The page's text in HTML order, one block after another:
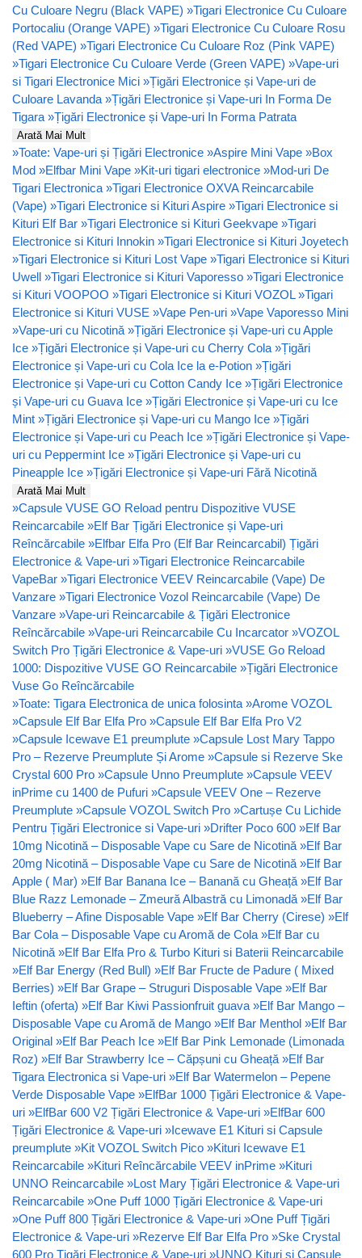
Cu Culoare Negru (Black VAPE) »Tigari Electronice Cu Culoare
Portocaliu (Orange VAPE) »Tigari Electronice Cu Culoare Rosu
(Red VAPE) »Tigari Electronice Cu Culoare Roz (Pink VAPE)
»Tigari Electronice Cu Culoare Verde (Green VAPE) »Vape-uri
si Tigari Electronice Mici »Țigări Electronice și Vape-uri de
Culoare Lavanda »Țigări Electronice și Vape-uri In Forma De
Tigara »Țigări Electronice și Vape-uri In Forma Patrata
Arată Mai Mult
»Toate: Vape-uri și Țigări Electronice »Aspire Mini Vape »Box
Mod »Elfbar Mini Vape »Kit-uri tigari electronice »Mod-uri De
Tigari Electronica »Tigari Electronice OXVA Reincarcabile
(Vape) »Tigari Electronice si Kituri Aspire »Tigari Electronice si
Kituri Elf Bar »Tigari Electronice si Kituri Geekvape »Tigari
Electronice si Kituri Innokin »Tigari Electronice si Kituri Joyetech
»Tigari Electronice si Kituri Lost Vape »Tigari Electronice si Kituri
Uwell »Tigari Electronice si Kituri Vaporesso »Tigari Electronice
si Kituri VOOPOO »Tigari Electronice si Kituri VOZOL »Tigari
Electronice si Kituri VUSE »Vape Pen-uri »Vape Vaporesso Mini
»Vape-uri cu Nicotină »Țigări Electronice și Vape-uri cu Apple
Ice »Țigări Electronice și Vape-uri cu Cherry Cola »Țigări
Electronice și Vape-uri cu Cola Ice la e-Potion »Țigări
Electronice și Vape-uri cu Cotton Candy Ice »Țigări Electronice
și Vape-uri cu Guava Ice »Țigări Electronice și Vape-uri cu Ice
Mint »Țigări Electronice și Vape-uri cu Mango Ice »Țigări
Electronice și Vape-uri cu Peach Ice »Țigări Electronice și Vape-
uri cu Peppermint Ice »Țigări Electronice și Vape-uri cu
Pineapple Ice »Țigări Electronice și Vape-uri Fără Nicotină
Arată Mai Mult
»Capsule VUSE GO Reload pentru Dispozitive VUSE
Reincarcabile »Elf Bar Țigări Electronice și Vape-uri
Reîncărcabile »Elfbar Elfa Pro (Elf Bar Reincarcabil) Țigări
Electronice & Vape-uri »Tigari Electronice Reincarcabile
VapeBar »Tigari Electronice VEEV Reincarcabile (Vape) De
Vanzare »Tigari Electronice Vozol Reincarcabile (Vape) De
Vanzare »Vape-uri Reincarcabile & Țigări Electronice
Reîncărcabile »Vape-uri Reincarcabile Cu Incarcator »VOZOL
Switch Pro Țigări Electronice & Vape-uri »VUSE Go Reload
1000: Dispozitive VUSE GO Reincarcabile »Țigări Electronice
Vuse Go Reîncărcabile
»Toate: Tigara Electronica de unica folosinta »Arome VOZOL
»Capsule Elf Bar Elfa Pro »Capsule Elf Bar Elfa Pro V2
»Capsule Icewave E1 preumplute »Capsule Lost Mary Tappo
Pro – Rezerve Preumplute Și Arome »Capsule si Rezerve Ske
Crystal 600 Pro »Capsule Unno Preumplute »Capsule VEEV
inPrime cu 1400 de Pufuri »Capsule VEEV One – Rezerve
Preumplute »Capsule VOZOL Switch Pro »Cartușe Cu Lichide
Pentru Țigări Electronice si Vape-uri »Drifter Poco 600 »Elf Bar
10mg Nicotină – Disposable Vape cu Sare de Nicotină »Elf Bar
20mg Nicotină – Disposable Vape cu Sare de Nicotină »Elf Bar
Apple ( Mar) »Elf Bar Banana Ice – Banană cu Gheață »Elf Bar
Blue Razz Lemonade – Zmeură Albastră cu Limonadă »Elf Bar
Blueberry – Afine Disposable Vape »Elf Bar Cherry (Cirese) »Elf
Bar Cola – Disposable Vape cu Aromă de Cola »Elf Bar cu
Nicotină »Elf Bar Elfa Pro & Turbo Kituri si Baterii Reincarcabile
»Elf Bar Energy (Red Bull) »Elf Bar Fructe de Padure ( Mixed
Berries) »Elf Bar Grape – Struguri Disposable Vape »Elf Bar
Ieftin (oferta) »Elf Bar Kiwi Passionfruit guava »Elf Bar Mango –
Disposable Vape cu Aromă de Mango »Elf Bar Menthol »Elf Bar
Original »Elf Bar Peach Ice »Elf Bar Pink Lemonade (Limonada
Roz) »Elf Bar Strawberry Ice – Căpșuni cu Gheață »Elf Bar
Tigara Electronica si Vape-uri »Elf Bar Watermelon – Pepene
Verde Disposable Vape »ElfBar 1000 Țigări Electronice & Vape-
uri »ElfBar 600 V2 Țigări Electronice & Vape-uri »ElfBar 600
Țigări Electronice & Vape-uri »Icewave E1 Kituri si Capsule
preumplute »Kit VOZOL Switch Pico »Kituri Icewave E1
Reincarcabile »Kituri Reîncărcabile VEEV inPrime »Kituri
UNNO Reincarcabile »Lost Mary Țigări Electronice & Vape-uri
Reincarcabile »One Puff 1000 Țigări Electronice & Vape-uri
»One Puff 800 Țigări Electronice & Vape-uri »One Puff Țigări
Electronice & Vape-uri »Rezerve Elf Bar Elfa Pro »Ske Crystal
600 Pro Țigări Electronice & Vape-uri »UNNO Kituri si Capsule